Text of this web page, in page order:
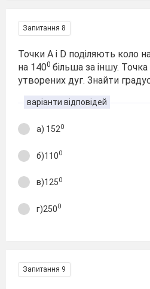
Запитання 8
Точки A і D поділяють коло
на 1400 більша за іншу.
утворених дуг. Знайти
варіанти відповідей
а) 1520
б)1100
в)1250
г)2500
Запитання 9